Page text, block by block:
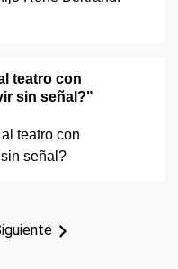
teatro con
sin señal?"